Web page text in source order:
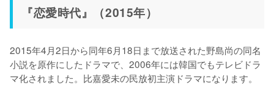
『恋愛時代』（2015年）
2015年4月2日から同年6月18日まで放送された野島尚の同名
小説を原作にしたドラマで、2006年には韓国でもテレビドラ
マ化されました。比嘉愛未の民放初主演ドラマになります。